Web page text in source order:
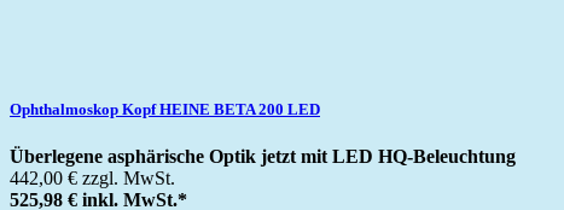
Ophthalmoskop Kopf HEINE BETA 200 LED
Überlegene asphärische Optik jetzt mit LED HQ-Beleuchtung
442,00 € zzgl. MwSt.
525,98 € inkl. MwSt.*